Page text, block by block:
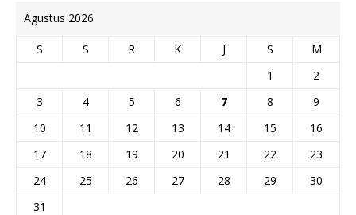
Agustus 2026
S S R K J S
M
1
2
3
4 5 6 7 8
9
10
11 12 13 14 15
16
17
18 19 20 21 22
23
24
25 26 27 28 29
30
31